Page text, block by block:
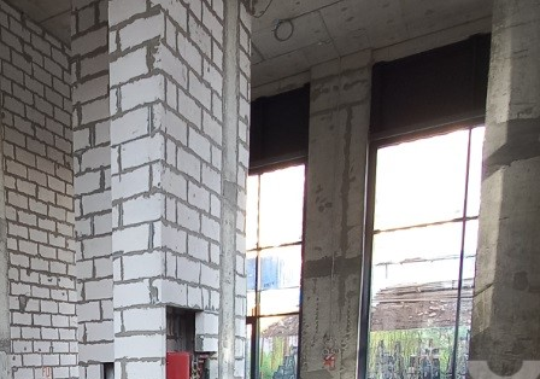
101860 - Г. МОСКВА,
ЛОБАЧЕВСКОГО УЛИЦА,
Д.120К3
Москва / Московская обл
Получить контакты Посмотреть на карте
СТРИТ РИТЕЙЛ, 1 этаж жилого дома в составе ЖК
«СОБЫТИЕ». Площадь – 114,2 кв.м Панорамное остекление.
Высота потолка 7,2 м- возможно размещение антресоли и
увеличение площади. Без ремонта. Предоставляются
арендные каникулы. Инженерные коммуникации: приточно-
вытяжная общеобменная вентиляция и кондиционирование...
1082 (+1)
Навигация